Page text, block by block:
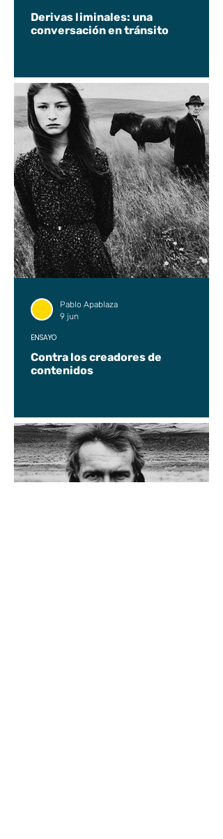
Derivas liminales: una
conversación en tránsito
Contra los creadores de
contenidos
ENSAYO
Pablo Apablaza
9 jun